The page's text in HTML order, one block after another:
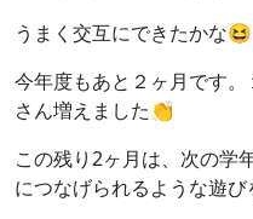
うまく交互にできたかな
今年度もあと２ヶ月です
さん増えました👏
この残り2ヶ月は、次の学
につなげられるような遊び